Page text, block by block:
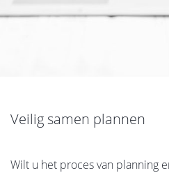
Veilig samen plannen
Wilt u het proces van planning